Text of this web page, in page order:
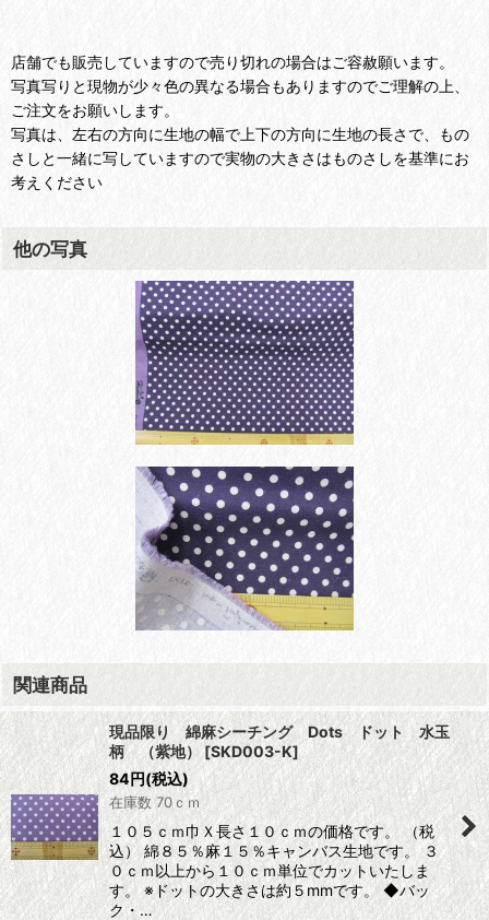
店舗でも販売していますので売り切れの場合はご容赦願います。
写真写りと現物が少々色の異なる場合もありますのでご理解の上、
ご注文をお願いします。
写真は、左右の方向に生地の幅で上下の方向に生地の長さで、もの
さしと一緒に写していますので実物の大きさはものさしを基準にお
考えください
他の写真
関連商品
現品限り 綿麻シーチング Dots ドット 水玉
柄 （紫地）[SKD003-K]
84円(税込)
在庫数 70ｃｍ
１０５ｃｍ巾Ｘ長さ１０ｃｍの価格です。 （税
込） 綿８５％麻１５％キャンバス生地です。 ３
０ｃｍ以上から１０ｃｍ単位でカットいたしま
す。 ※ドットの大きさは約５mmです。 ◆バッ
ク・…